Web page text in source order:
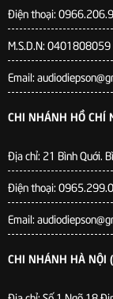
Điện thoại:
M.S.D.N: 0401808059
Email:
CHI NHÁNH HỒ CHÍ
Địa chỉ: 21 Bình Quới.
Điện thoại:
Email:
CHI NHÁNH HÀ NỘI